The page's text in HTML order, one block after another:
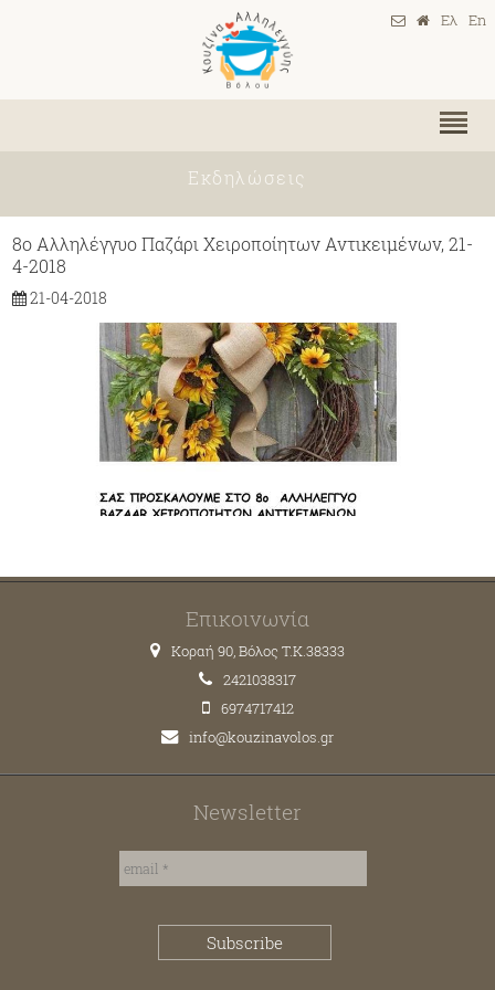
Ελ En
Εκδηλώσεις
8ο Αλληλέγγυο Παζάρι Χειροποίητων Αντικειμένων, 21-
4-2018
21-04-2018
Επικοινωνία
Κοραή 90, Βόλος T.K.38333
2421038317
6974717412
info@kouzinavolos.gr
Newsletter